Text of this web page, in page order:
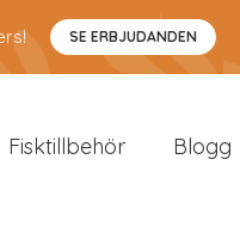
SE ERBJUDANDEN
Fisktillbehör Blogg